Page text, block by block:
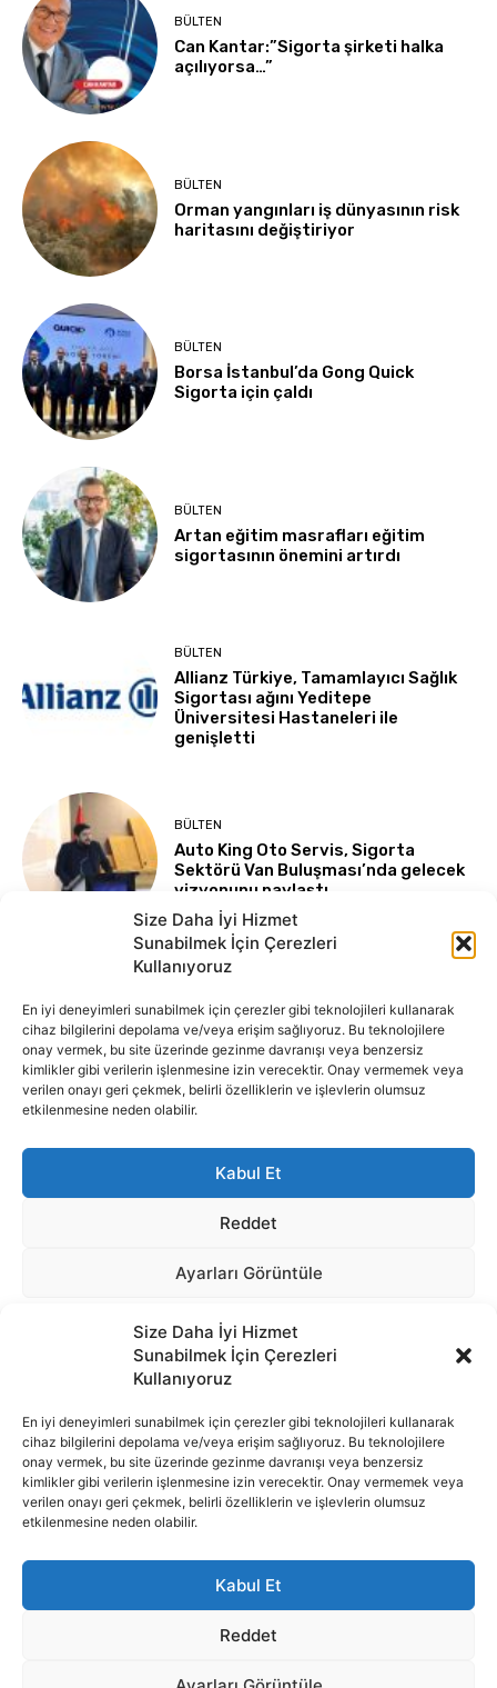
Size Daha İyi Hizmet
Sunabilmek İçin Çerezleri
Kullanıyoruz
En iyi deneyimleri sunabilmek için çerezler gibi teknolojileri kullanarak
cihaz bilgilerini depolama ve/veya erişim sağlıyoruz. Bu teknolojilere
onay vermek, bu site üzerinde gezinme davranışı veya benzersiz
kimlikler gibi verilerin işlenmesine izin verecektir. Onay vermemek veya
verilen onayı geri çekmek, belirli özelliklerin ve işlevlerin olumsuz
etkilenmesine neden olabilir.
Kabul Et
Reddet
İnternet portalımızda yer alan tüm haber metini, resim ve benzeri
içeriğin hakları Sigortamedya Yayıncılık A.Ş.'ye aittir. Hiçbir şekilde
basılı ya da elektronik bir ortamda, kaynak gösterilse bile izin
e-Mail Adresimiz: info@sigortamedia.com